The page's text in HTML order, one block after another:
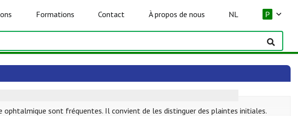
Formations Contact À propos de nous NL P
ophtalmique sont fréquentes. Il convient de les distinguer des plaintes initiales.